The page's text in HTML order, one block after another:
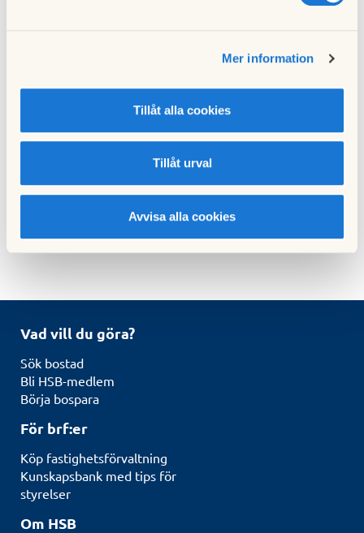
Mer information
Tillåt alla cookies
Tillåt urval
Avvisa alla cookies
I hyresrätt får du göra mindre renoveringar som
målning, men gör du åtgärder som sänker värdet på
bostaden kan du bli ersättningsskyldig. Fråga din
fastighetsägare om vad som gäller!
Vad vill du göra?
Sök bostad
Bli HSB-medlem
Börja bospara
För brf:er
Köp fastighetsförvaltning
Kunskapsbank med tips för
styrelser
Om HSB